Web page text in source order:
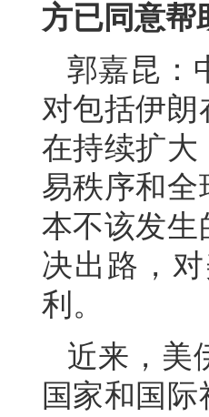
方已同意帮
郭嘉昆：
对包括伊朗
在持续扩大
易秩序和
本不该发生
决出路，
利。
近来，美
国家和国